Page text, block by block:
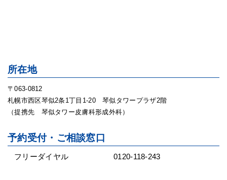
所在地
〒063-0812
札幌市西区琴似2条1丁目1-20 琴似タワープラザ2階
（提携先 琴似タワー皮膚科形成外科）
予約受付・ご相談窓口
フリーダイヤル 0120-118-243